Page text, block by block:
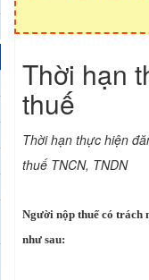
Thời hạn
thuế
Thời hạn thực hiện
thuế TNCN, TNDN
Người nộp thuế có trách
như sau: